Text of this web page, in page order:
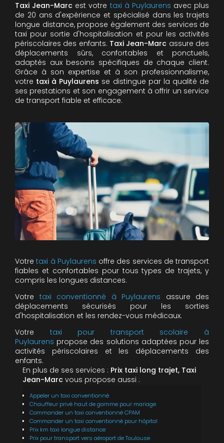
Taxi Jean-Marc est votre taxi à Puylaurens avec plus
de 20 ans d'expérience et spécialisé dans les trajets
longue distance, propose également des services de
taxi pour sortie d'hospitalisation et pour les activités
périscolaires des enfants. Taxi Jean-Marc assure des
déplacements sûrs, confortables et ponctuels,
adaptés aux besoins spécifiques de chaque client.
Grâce à son expertise et à son professionnalisme,
votre taxi à Puylaurens se distingue par la qualité de
ses prestations et son engagement à offrir un service
de transport fiable et efficace.
Votretaxi à Puylaurens offre des services de transport
fiables et confortables pour tous types de trajets, y
compris les longues distances.
Votre taxi conventionné à Puylaurens assure des
déplacements sécurisés pour les sorties
d'hospitalisation et les rendez-vous médicaux.
Votre taxi pour transport scolaire à
Puylaurens propose des solutions adaptées pour les
activités périscolaires et les déplacements des
enfants.
En plus de ses services : Prix taxi long trajet, Taxi
Jean-Marc vous propose aussi :
Appeler un taxi conventionné
Chauffeur privé haut de gamme pour mariage
Commander un taxi conventionné CPAM
Commander un taxi conventionné pour hôpital
Prix km taxi longue distance
Prix pour transport vers aéroport de Toulouse